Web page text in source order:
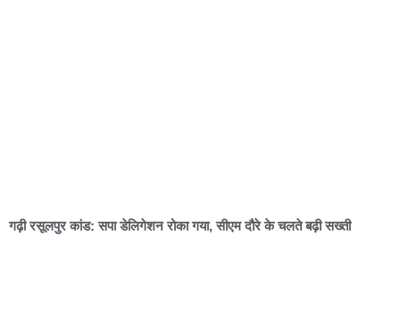
गढ़ी रसूलपुर कांड: सपा डेलिगेशन रोका गया, सीएम दौरे के चलते बढ़ी सख्ती